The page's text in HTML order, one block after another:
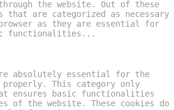
the website. Out of these
that are categorized as necessary
as they are essential for
functionalities ...
absolutely essential for the
This category only
ensures basic functionalities
of the website. These cookies do